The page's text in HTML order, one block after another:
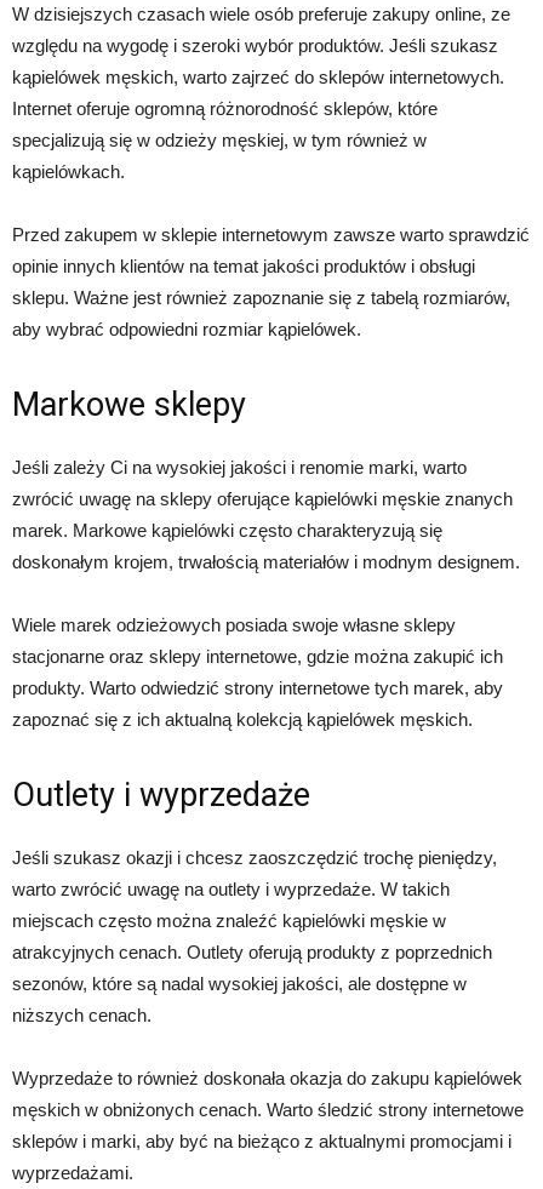
W dzisiejszych czasach wiele osób preferuje zakupy online, ze
względu na wygodę i szeroki wybór produktów. Jeśli szukasz
kąpielówek męskich, warto zajrzeć do sklepów internetowych.
Internet oferuje ogromną różnorodność sklepów, które
specjalizują się w odzieży męskiej, w tym również w
kąpielówkach.
Przed zakupem w sklepie internetowym zawsze warto sprawdzić
opinie innych klientów na temat jakości produktów i obsługi
sklepu. Ważne jest również zapoznanie się z tabelą rozmiarów,
aby wybrać odpowiedni rozmiar kąpielówek.
Markowe sklepy
Jeśli zależy Ci na wysokiej jakości i renomie marki, warto
zwrócić uwagę na sklepy oferujące kąpielówki męskie znanych
marek. Markowe kąpielówki często charakteryzują się
doskonałym krojem, trwałością materiałów i modnym designem.
Wiele marek odzieżowych posiada swoje własne sklepy
stacjonarne oraz sklepy internetowe, gdzie można zakupić ich
produkty. Warto odwiedzić strony internetowe tych marek, aby
zapoznać się z ich aktualną kolekcją kąpielówek męskich.
Outlety i wyprzedaże
Jeśli szukasz okazji i chcesz zaoszczędzić trochę pieniędzy,
warto zwrócić uwagę na outlety i wyprzedaże. W takich
miejscach często można znaleźć kąpielówki męskie w
atrakcyjnych cenach. Outlety oferują produkty z poprzednich
sezonów, które są nadal wysokiej jakości, ale dostępne w
niższych cenach.
Wyprzedaże to również doskonała okazja do zakupu kąpielówek
męskich w obniżonych cenach. Warto śledzić strony internetowe
sklepów i marki, aby być na bieżąco z aktualnymi promocjami i
wyprzedażami.